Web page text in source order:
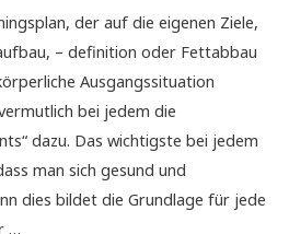
der auf die eigenen Ziele,
– definition oder Fettabbau
Ausgangssituation
bei jedem die
dazu. Das wichtigste bei jedem
man sich gesund und
dies bildet die Grundlage für jede
…